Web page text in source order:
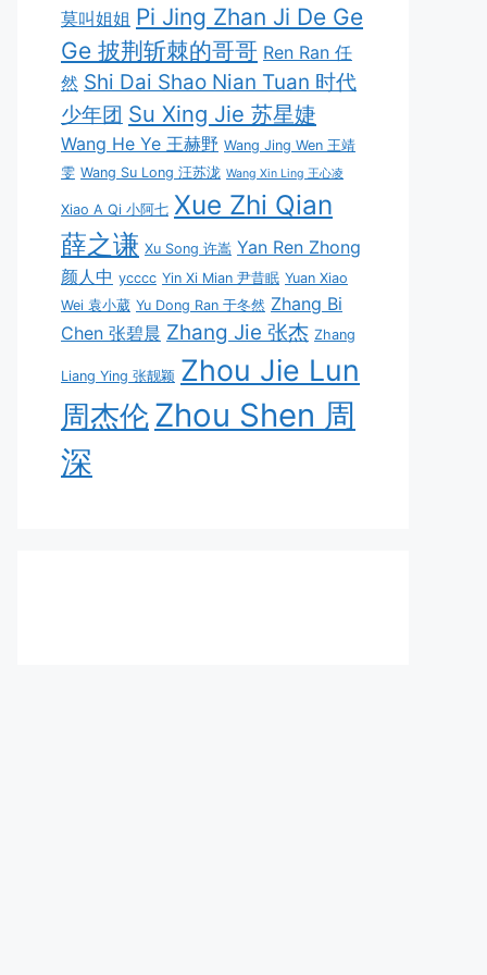
莫叫姐姐 Pi Jing Zhan Ji De Ge
Ge 披荆斩棘的哥哥 Ren Ran 任
然 Shi Dai Shao Nian Tuan 时代
少年团 Su Xing Jie 苏星婕
Wang He Ye 王赫野 Wang Jing Wen 王靖
雯 Wang Su Long 汪苏泷 Wang Xin Ling 王心凌
Xiao A Qi 小阿七 Xue Zhi Qian
薛之谦 Xu Song 许嵩 Yan Ren Zhong
颜人中 ycccc Yin Xi Mian 尹昔眠 Yuan Xiao
Wei 袁小葳 Yu Dong Ran 于冬然 Zhang Bi
Chen 张碧晨 Zhang Jie 张杰 Zhang
Liang Ying 张靓颖 Zhou Jie Lun
周杰伦Zhou Shen 周
深